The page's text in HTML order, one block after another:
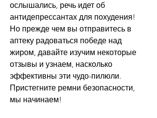
ослышались, речь идет об
антидепрессантах для похудения!
Но прежде чем вы отправитесь в
аптеку радоваться победе над
жиром, давайте изучим некоторые
отзывы и узнаем, насколько
эффективны эти чудо-пилюли.
Пристегните ремни безопасности,
мы начинаем!